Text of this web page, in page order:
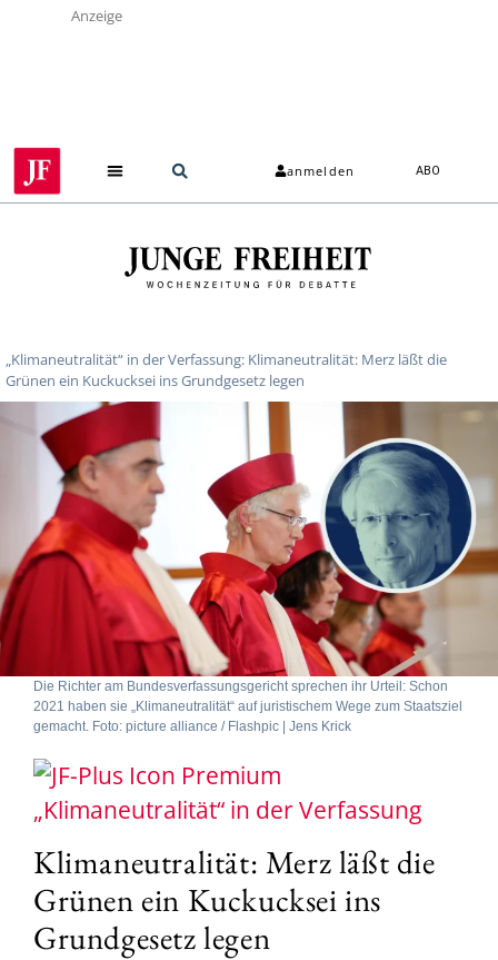
Anzeige
anmelden ABO
„Klimaneutralität“ in der Verfassung: Klimaneutralität: Merz läßt die
Grünen ein Kuckucksei ins Grundgesetz legen
Die Richter am Bundesverfassungsgericht sprechen ihr Urteil: Schon
2021 haben sie „Klimaneutralität“ auf juristischem Wege zum Staatsziel
gemacht. Foto: picture alliance / Flashpic | Jens Krick
„Klimaneutralität“ in der Verfassung
Klimaneutralität: Merz läßt die
Grünen ein Kuckucksei ins
Grundgesetz legen